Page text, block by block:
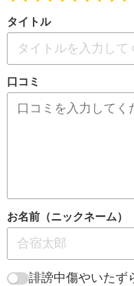
タイトル
口コミ
お名前（ニックネーム）
誹謗中傷やいたず